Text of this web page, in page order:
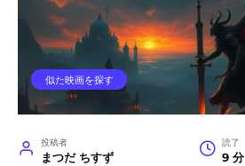
似た映画を探す
投稿者
まつだ ちすず
読了
9 分